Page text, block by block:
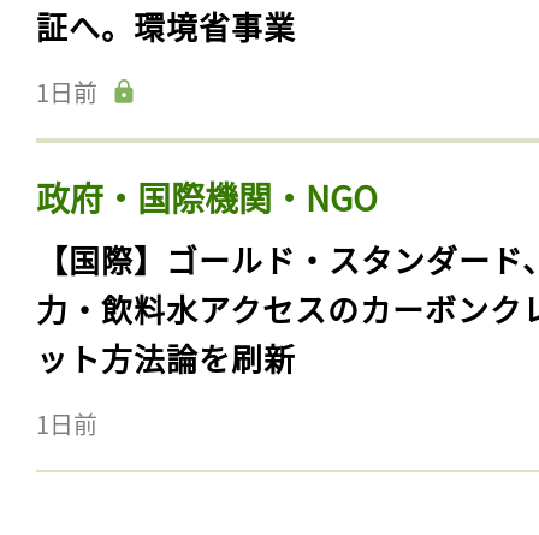
証へ。環境省事業
1日前
政府・国際機関・NGO
【国際】ゴールド・スタンダード
力・飲料水アクセスのカーボンク
ット方法論を刷新
1日前